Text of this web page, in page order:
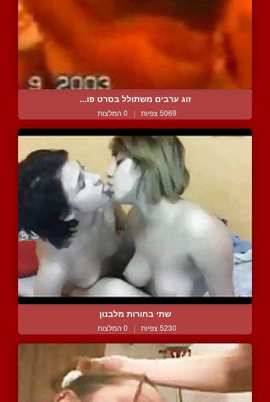
זוג ערבים משתולל בסרט פו...
5069 צפיות | 0 המלצות
שתי בחורות מלבנון
5230 צפיות | 0 המלצות